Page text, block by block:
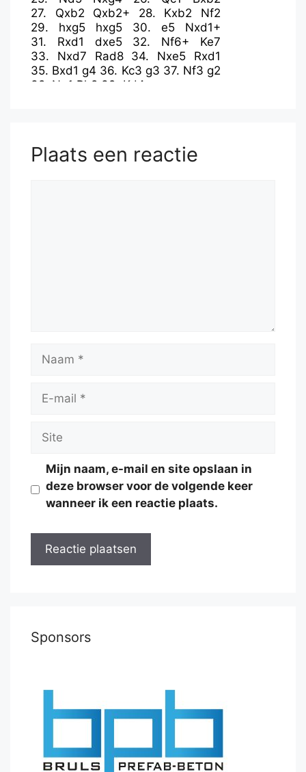
27. Qxb2 Qxb2+ 28. Kxb2
Nf2
29. hxg5 hxg5 30. e5
Nxd1+
31. Rxd1 dxe5 32. Nf6+
Ke7
33. Nxd7 Rad8 34. Nxe5
Rxd1
35. Bxd1 g4 36. Kc3 g3 37. Nf3 g2
38. Ng1 Rh8 39. Kd4
Plaats een reactie
Naam
Site
Mijn naam, e-mail en site opslaan in
deze browser voor de volgende keer
wanneer ik een reactie plaats.
Sponsors